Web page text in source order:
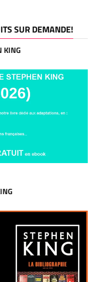
SUR DEMANDE!
KING